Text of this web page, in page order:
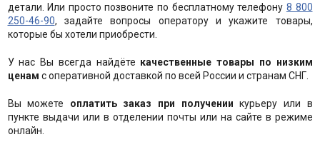
детали. Или просто позвоните по бесплатному телефону 8 800
250-46-90, задайте вопросы оператору и укажите товары,
которые бы хотели приобрести.
У нас Вы всегда найдёте качественные товары по низким
ценам с оперативной доставкой по всей России и странам СНГ.
Вы можете оплатить заказ при получении курьеру или в
пункте выдачи или в отделении почты или на сайте в режиме
онлайн.